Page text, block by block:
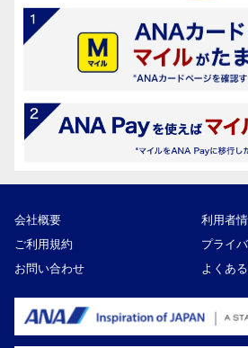
会社概要
利用者
ご利用規約
プライ
お問い合わせ
よくあ